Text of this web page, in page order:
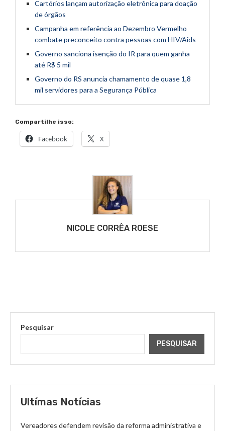
Cartórios lançam autorização eletrônica para doação
de órgãos
Campanha em referência ao Dezembro Vermelho
combate preconceito contra pessoas com HIV/Aids
Governo sanciona isenção do IR para quem ganha
até R$ 5 mil
Governo do RS anuncia chamamento de quase 1,8
mil servidores para a Segurança Pública
Compartilhe isso:
Facebook X
NICOLE CORRÊA ROESE
Pesquisar
PESQUISAR
Ultímas Notícias
Vereadores defendem revisão da reforma administrativa e